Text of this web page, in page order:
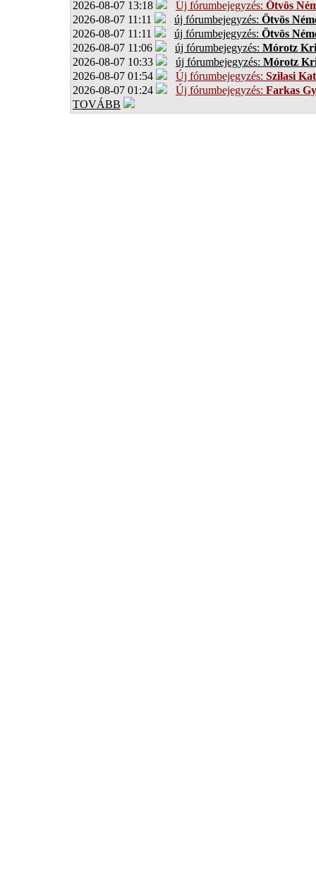
2026-08-07 13:18 Új fórumbejegyzés: Ötvös
2026-08-07 11:11
új fórumbejegyzés: Ötvös
2026-08-07 11:11
új fórumbejegyzés: Ötvös
2026-08-07 11:06
új fórumbejegyzés: Mórotz
2026-08-07 10:33
új fórumbejegyzés: Mórotz
2026-08-07 01:54
Új fórumbejegyzés: Szilasi
2026-08-07 01:24
Új fórumbejegyzés: Farkas
TOVÁBB